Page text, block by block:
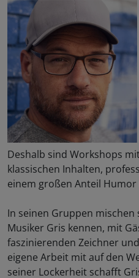
Deshalb sind Workshops
klassischen Inhalten,
einem großen Anteil
In seinen Gruppen
Musiker Gris kennen, mit
faszinierenden Zeichner
eigene Arbeit mit auf den
seiner Lockerheit schafft